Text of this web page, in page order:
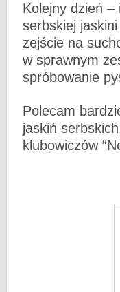
Kolejny dzień –
serbskiej
zejście na
w sprawnym
spróbowanie
Polecam
jaskiń
klubowiczów